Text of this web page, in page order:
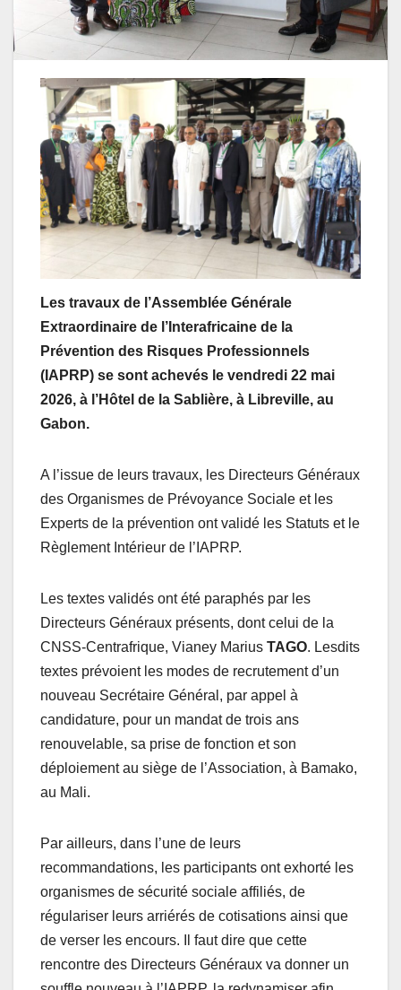
Les travaux de l’Assemblée Générale
Extraordinaire de l’Interafricaine de la
Prévention des Risques Professionnels
(IAPRP) se sont achevés le vendredi 22 mai
2026, à l’Hôtel de la Sablière, à Libreville, au
Gabon.
A l’issue de leurs travaux, les Directeurs Généraux
des Organismes de Prévoyance Sociale et les
Experts de la prévention ont validé les Statuts et le
Règlement Intérieur de l’IAPRP.
Les textes validés ont été paraphés par les
Directeurs Généraux présents, dont celui de la
CNSS-Centrafrique, Vianey Marius TAGO. Lesdits
textes prévoient les modes de recrutement d’un
nouveau Secrétaire Général, par appel à
candidature, pour un mandat de trois ans
renouvelable, sa prise de fonction et son
déploiement au siège de l’Association, à Bamako,
au Mali.
Par ailleurs, dans l’une de leurs
recommandations, les participants ont exhorté les
organismes de sécurité sociale affiliés, de
régulariser leurs arriérés de cotisations ainsi que
de verser les encours. Il faut dire que cette
rencontre des Directeurs Généraux va donner un